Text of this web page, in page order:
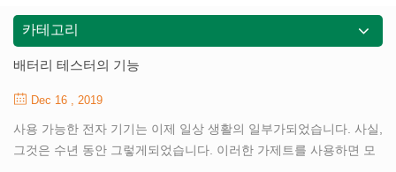
카테고리
배터리 테스터의 기능
Dec 16 , 2019
사용 가능한 전자 기기는 이제 일상 생활의 일부가되었습니다. 사실,
그것은 수년 동안 그렇게되었습니다. 이러한 가제트를 사용하면 모